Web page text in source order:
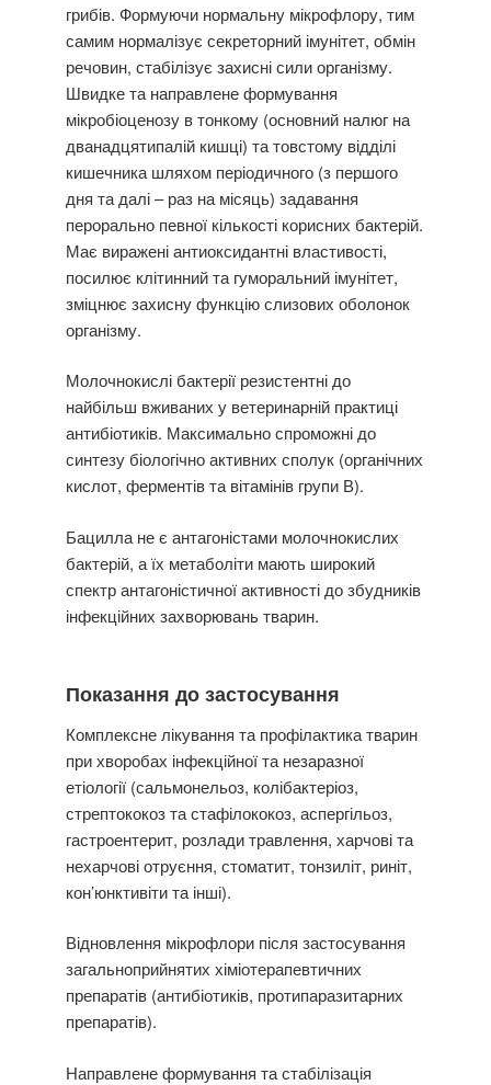
грибів. Формуючи нормальну мікрофлору, тим
самим нормалізує секреторний імунітет, обмін
речовин, стабілізує захисні сили організму.
Швидке та направлене формування
мікробіоценозу в тонкому (основний налюг на
дванадцятипалій кишці) та товстому відділі
кишечника шляхом періодичного (з першого
дня та далі – раз на місяць) задавання
перорально певної кількості корисних бактерій.
Має виражені антиоксидантні властивості,
посилює клітинний та гуморальний імунітет,
зміцнює захисну функцію слизових оболонок
організму.
Молочнокислі бактерії резистентні до
найбільш вживаних у ветеринарній практиці
антибіотиків. Максимально спроможні до
синтезу біологічно активних сполук (органічних
кислот, ферментів та вітамінів групи В).
Бацилла не є антагоністами молочнокислих
бактерій, а їх метаболіти мають широкий
спектр антагоністичної активності до збудників
інфекційних захворювань тварин.
Показання до застосування
Комплексне лікування та профілактика тварин
при хворобах інфекційної та незаразної
етіології (сальмонельоз, колібактеріоз,
стрептококоз та стафілококоз, аспергільоз,
гастроентерит, розлади травлення, харчові та
нехарчові отруєння, стоматит, тонзиліт, риніт,
кон’юнктивіти та інші).
Відновлення мікрофлори після застосування
загальноприйнятих хіміотерапевтичних
препаратів (антибіотиків, протипаразитарних
препаратів).
Направлене формування та стабілізація